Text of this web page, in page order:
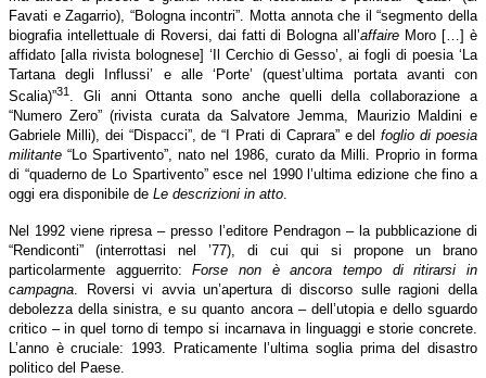
Favati e Zagarrio), “Bologna incontri”. Motta annota che il “segmento della
biografia intellettuale di Roversi, dai fatti di Bologna all’affaire Moro […] è
affidato [alla rivista bolognese] ‘Il Cerchio di Gesso’, ai fogli di poesia ‘La
Tartana degli Influssi’ e alle ‘Porte’ (quest’ultima portata avanti con
Scalia)”31
. Gli anni Ottanta sono anche quelli della collaborazione a
“Numero Zero” (rivista curata da Salvatore Jemma, Maurizio Maldini e
Gabriele Milli), dei “Dispacci”, de “I Prati di Caprara” e delfoglio di poesia
militante“Lo Spartivento”, nato nel 1986, curato da Milli. Proprio in forma
di “quaderno de Lo Spartivento” esce nel 1990 l’ultima edizione che fino a
oggi era disponibile de Le descrizioni in atto
Nel 1992 viene ripresa – presso l’editore Pendragon – la pubblicazione di
“Rendiconti” (interrottasi nel ’77), di cui qui si propone un brano
particolarmente agguerrito:Forse non è ancora tempo di ritirarsi in
campagna . Roversi vi avvia un’apertura di discorso sulle ragioni della
debolezza della sinistra, e su quanto ancora – dell’utopia e dello sguardo
critico – in quel torno di tempo si incarnava in linguaggi e storie concrete.
L’anno è cruciale: 1993. Praticamente l’ultima soglia prima del disastro
politico del Paese.